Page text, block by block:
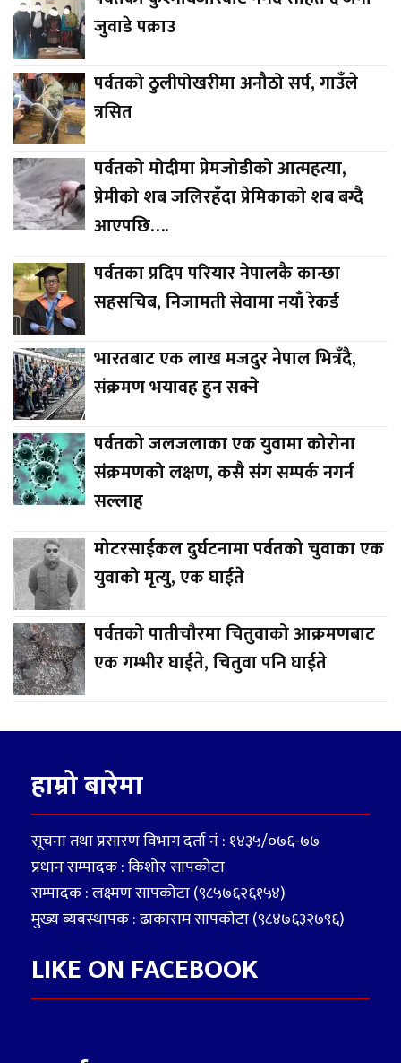
जुवाडे पक्राउ
पर्वतको ठुलीपोखरीमा अनौठो सर्प, गाउँले
त्रसित
पर्वतको मोदीमा प्रेमजोडीको आत्महत्या,
प्रेमीको शब जलिरहँदा प्रेमिकाको शब बग्दै
आएपछि….
पर्वतका प्रदिप परियार नेपालकै कान्छा
सहसचिब, निजामती सेवामा नयाँ रेकर्ड
भारतबाट एक लाख मजदुर नेपाल भित्रँदै,
संक्रमण भयावह हुन सक्ने
पर्वतको जलजलाका एक युवामा कोरोना
संक्रमणको लक्षण, कसै संग सम्पर्क नगर्न
सल्लाह
मोटरसाईकल दुर्घटनामा पर्वतको चुवाका एक
युवाको मृत्यु, एक घाईते
पर्वतको पातीचौरमा चितुवाको आक्रमणबाट
एक गम्भीर घाईते, चितुवा पनि घाईते
हाम्रो बारेमा
सूचना तथा प्रसारण विभाग दर्ता नं : १४३५/०७६-७७
प्रधान सम्पादक : किशोर सापकोटा
सम्पादक : लक्ष्मण सापकोटा (९८५७६२६१५४)
मुख्य ब्यबस्थापक : ढाकाराम सापकोटा (९८४७६३२७९६)
LIKE ON FACEBOOK